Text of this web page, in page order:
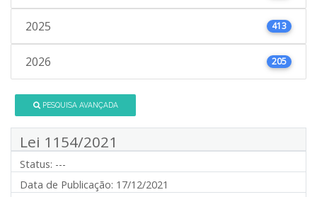
2025 413
2026 205
PESQUISA AVANÇADA
Lei 1154/2021
Status: ---
Data de Publicação: 17/12/2021